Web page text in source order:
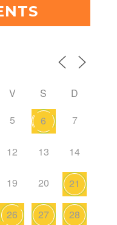
V S
D
5 6 7
12 13 14
19 20 21
26 27 28